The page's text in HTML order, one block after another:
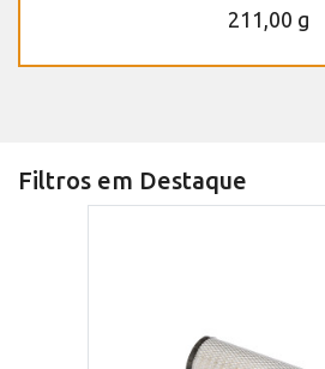
211,00 g
Filtros em Destaque